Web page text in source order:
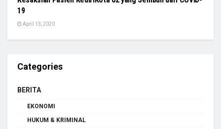
19
April 13, 2020
Categories
BERITA
EKONOMI
HUKUM & KRIMINAL